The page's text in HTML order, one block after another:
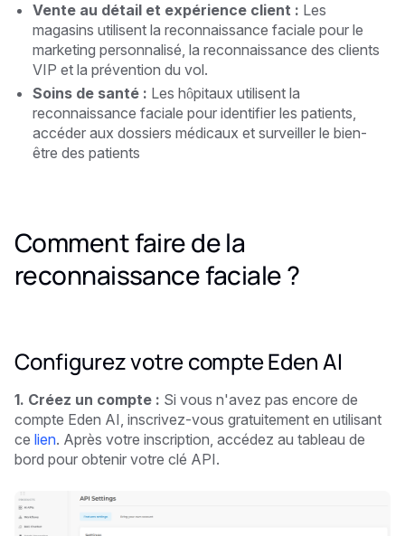
Vente au détail et expérience client : Les
magasins utilisent la reconnaissance faciale pour le
marketing personnalisé, la reconnaissance des clients
VIP et la prévention du vol.
Soins de santé : Les hôpitaux utilisent la
reconnaissance faciale pour identifier les patients,
accéder aux dossiers médicaux et surveiller le bien-
être des patients
Comment faire de la
reconnaissance faciale ?
Configurez votre compte Eden AI
1. Créez un compte : Si vous n'avez pas encore de
compte Eden AI, inscrivez-vous gratuitement en utilisant
ce lien. Après votre inscription, accédez au tableau de
bord pour obtenir votre clé API.